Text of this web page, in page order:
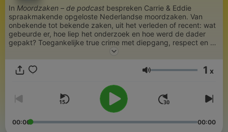
In Moordzaken – de podcast bespreken Carrie & Eddie
spraakmakende opgeloste Nederlandse moordzaken. Van
onbekende tot bekende zaken, uit het verleden of recent: wat
gebeurde er, hoe liep het onderzoek en hoe werd de dader
gepakt? Toegankelijke true crime met diepgang, respect en af
en toe een vleugje humor. Wie denk jij dat het gedaan heeft?
Volumen 1 x
00:00 00:00